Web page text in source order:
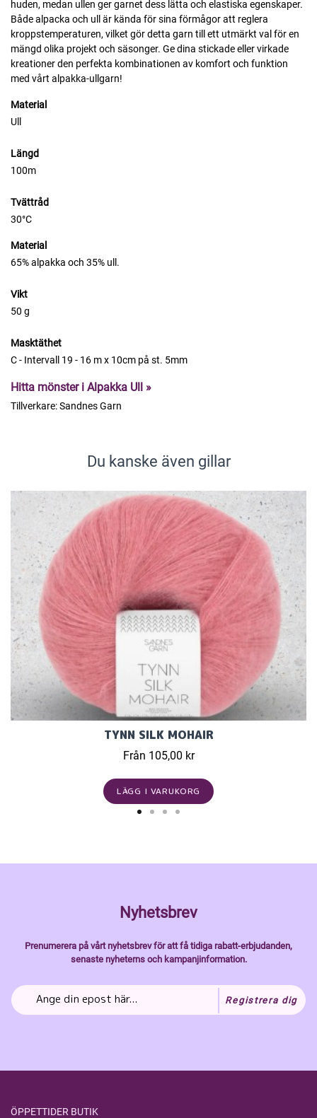
huden, medan ullen ger garnet dess lätta och elastiska egenskaper.
Både alpacka och ull är kända för sina förmågor att reglera
kroppstemperaturen, vilket gör detta garn till ett utmärkt val för en
mängd olika projekt och säsonger. Ge dina stickade eller virkade
kreationer den perfekta kombinationen av komfort och funktion
med vårt alpakka-ullgarn!
Material
Ull
Längd
100m
Tvättråd
30°C
Material
65% alpakka och 35% ull.
Vikt
50 g
Masktäthet
C - Intervall 19 - 16 m x 10cm på st. 5mm
Hitta mönster i Alpakka Ull »
Tillverkare:Sandnes Garn
Du kanske även gillar
TYNN SILK MOHAIR
Från 105,00 kr
LÄGG I VARUKORG
Nyhetsbrev
Prenumerera på vårt nyhetsbrev för att få tidiga rabatt-erbjudanden,
senaste nyheterns och kampanjinformation.
Registrera dig
ÖPPETTIDER BUTIK